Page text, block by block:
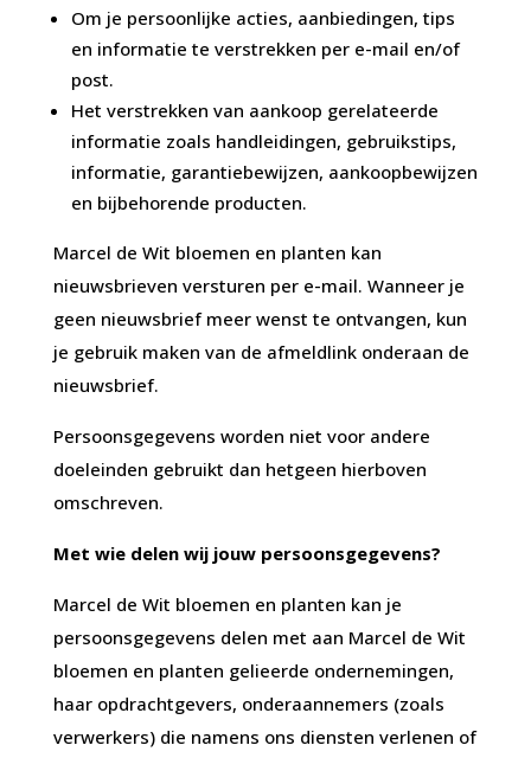
Om je persoonlijke acties, aanbiedingen, tips
en informatie te verstrekken per e-mail en/of
post.
Het verstrekken van aankoop gerelateerde
informatie zoals handleidingen, gebruikstips,
informatie, garantiebewijzen, aankoopbewijzen
en bijbehorende producten.
Marcel de Wit bloemen en planten kan
nieuwsbrieven versturen per e-mail. Wanneer je
geen nieuwsbrief meer wenst te ontvangen, kun
je gebruik maken van de afmeldlink onderaan de
nieuwsbrief.
Persoonsgegevens worden niet voor andere
doeleinden gebruikt dan hetgeen hierboven
omschreven.
Met wie delen wij jouw persoonsgegevens?
Marcel de Wit bloemen en planten kan je
persoonsgegevens delen met aan Marcel de Wit
bloemen en planten gelieerde ondernemingen,
haar opdrachtgevers, onderaannemers (zoals
verwerkers) die namens ons diensten verlenen of